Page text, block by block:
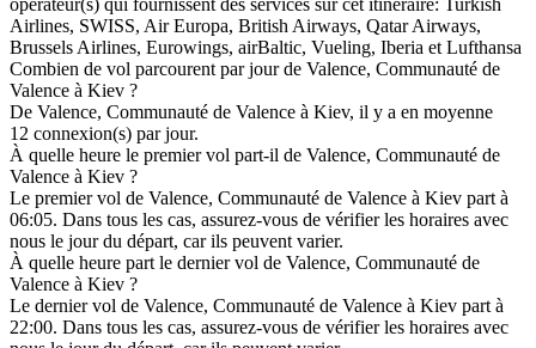
Airlines, SWISS, Air Europa, British Airways, Qatar Airways,
Brussels Airlines, Eurowings, airBaltic, Vueling, Iberia et Lufthansa
Combien de vol parcourent par jour de Valence, Communauté de
Valence à Kiev ?
De Valence, Communauté de Valence à Kiev, il y a en moyenne
12 connexion(s) par jour.
À quelle heure le premier vol part-il de Valence, Communauté de
Valence à Kiev ?
Le premier vol de Valence, Communauté de Valence à Kiev part à
06:05. Dans tous les cas, assurez-vous de vérifier les horaires avec
nous le jour du départ, car ils peuvent varier.
À quelle heure part le dernier vol de Valence, Communauté de
Valence à Kiev ?
Le dernier vol de Valence, Communauté de Valence à Kiev part à
22:00. Dans tous les cas, assurez-vous de vérifier les horaires avec